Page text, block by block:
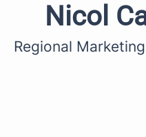
Nicol
Regional